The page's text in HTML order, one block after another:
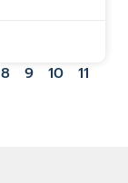
8 9 10
11